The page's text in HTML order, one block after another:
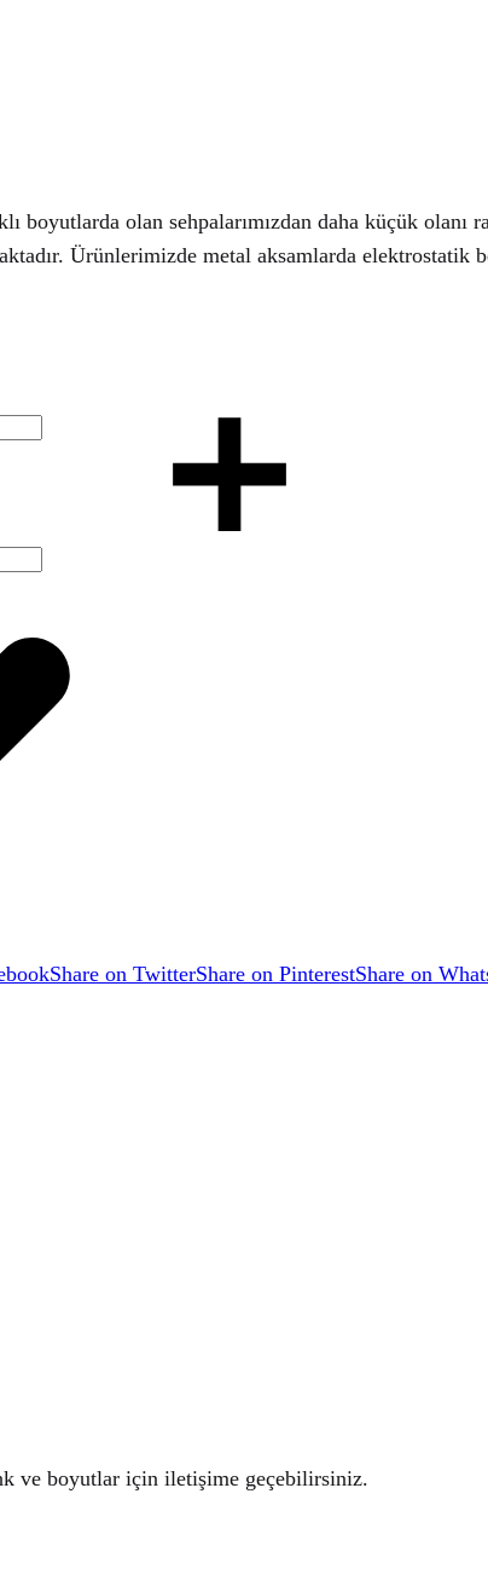
boyutlarda olan sehpalarımızdan daha küçük
Ürünlerimizde metal aksamlarda elektrostatik
Share on TwitterShare on PinterestShare on
ve boyutlar için iletişime geçebilirsiniz.